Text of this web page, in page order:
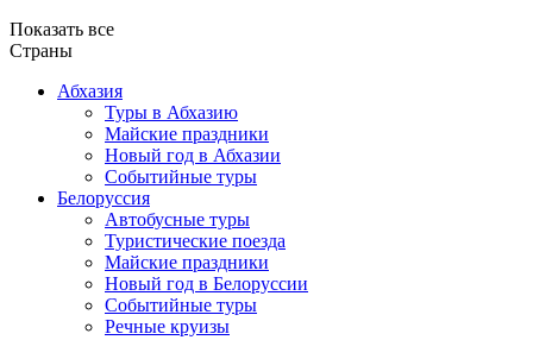
Показать все
Страны
Абхазия
Туры в Абхазию
Майские праздники
Новый год в Абхазии
Событийные туры
Белоруссия
Автобусные туры
Туристические поезда
Майские праздники
Новый год в Белоруссии
Событийные туры
Речные круизы